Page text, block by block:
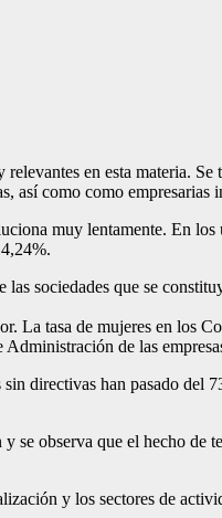
en esta materia.
así como como empresarias
muy lentamente. En
sociedades que se
tasa de mujeres en los
Administración de las
directivas han pasado del
observa que el hecho de
y los sectores de